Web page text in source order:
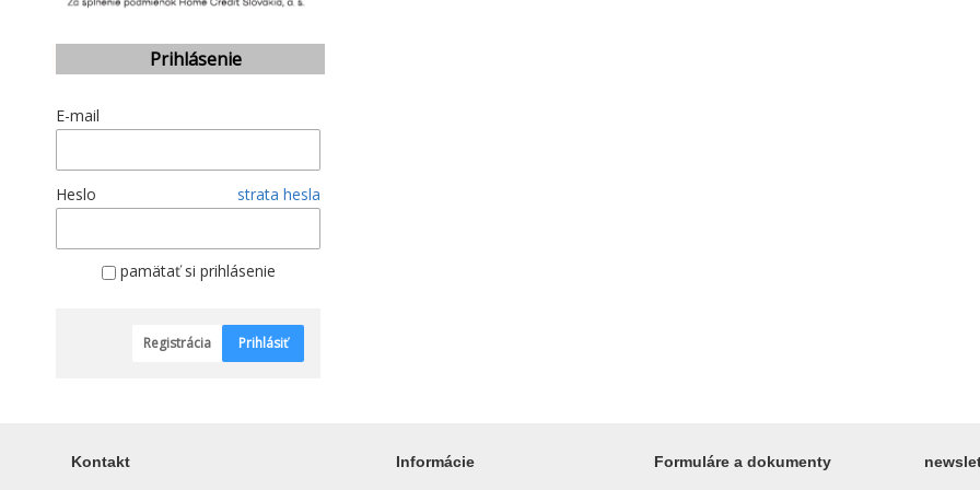
Prihlásenie
E-mail
Heslo strata hesla
pamätať si prihlásenie
Registrácia Prihlásiť
Kontakt Informácie Formuláre a dokumenty